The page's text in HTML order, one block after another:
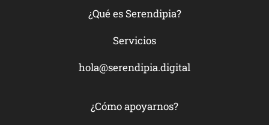
¿Qué es Serendipia?
Servicios
hola@serendipia.digital
¿Cómo apoyarnos?